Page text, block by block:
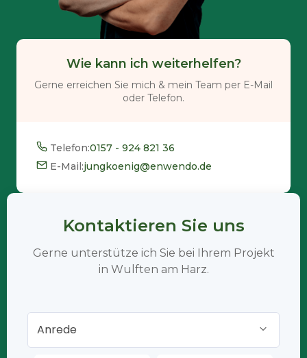
Wie kann ich weiterhelfen?
Gerne erreichen Sie mich & mein Team per E-Mail
oder Telefon.
Telefon:0157 - 924 821 36
E-Mail:jungkoenig@enwendo.de
Kontaktieren Sie uns
Gerne unterstütze ich Sie bei Ihrem Projekt
in Wulften am Harz.